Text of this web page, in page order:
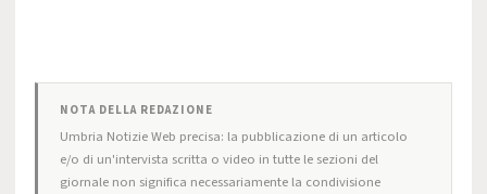
NOTA DELLA REDAZIONE
Umbria Notizie Web precisa: la pubblicazione di un articolo
e/o di un'intervista scritta o video in tutte le sezioni del
giornale non significa necessariamente la condivisione